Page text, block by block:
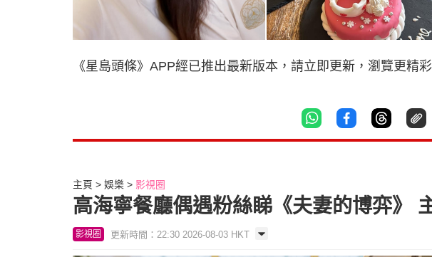
《星島頭條》APP經已推出最新版本，請立即更新，瀏覽更精彩
主頁 娛樂 影視圈
高海寧餐廳偶遇粉絲睇《夫妻的博弈》
影視圈 更新時間：22:30 2026-08-03 HKT